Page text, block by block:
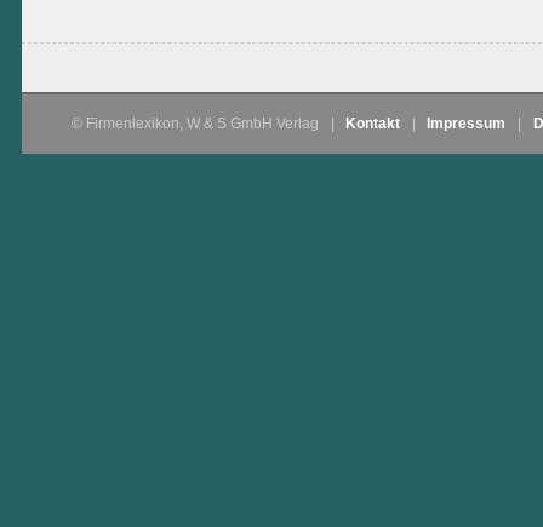
© Firmenlexikon, W & S GmbH Verlag Kontakt Impressum